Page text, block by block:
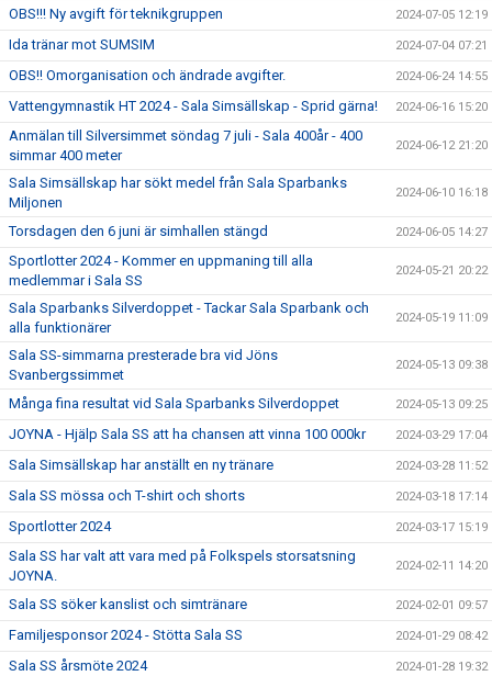
OBS!!! Ny avgift för teknikgruppen 2024-07-05 12:19
Ida tränar mot SUMSIM 2024-07-04 07:21
OBS!! Omorganisation och ändrade avgifter. 2024-06-24 14:55
Vattengymnastik HT 2024 - Sala Simsällskap - Sprid gärna! 2024-06-16 15:20
Anmälan till Silversimmet söndag 7 juli - Sala 400år - 400
simmar 400 meter
2024-06-12 21:20
Sala Simsällskap har sökt medel från Sala Sparbanks
Miljonen
2024-06-10 16:18
Torsdagen den 6 juni är simhallen stängd 2024-06-05 14:27
Sportlotter 2024 - Kommer en uppmaning till alla
medlemmar i Sala SS
2024-05-21 20:22
Sala Sparbanks Silverdoppet - Tackar Sala Sparbank och
alla funktionärer
2024-05-19 11:09
Sala SS-simmarna presterade bra vid Jöns
Svanbergssimmet
2024-05-13 09:38
Många fina resultat vid Sala Sparbanks Silverdoppet 2024-05-13 09:25
JOYNA - Hjälp Sala SS att ha chansen att vinna 100 000kr 2024-03-29 17:04
Sala Simsällskap har anställt en ny tränare 2024-03-28 11:52
Sala SS mössa och T-shirt och shorts 2024-03-18 17:14
Sportlotter 2024 2024-03-17 15:19
Sala SS har valt att vara med på Folkspels storsatsning
JOYNA.
2024-02-11 14:20
Sala SS söker kanslist och simtränare 2024-02-01 09:57
Familjesponsor 2024 - Stötta Sala SS 2024-01-29 08:42
Sala SS årsmöte 2024 2024-01-28 19:32